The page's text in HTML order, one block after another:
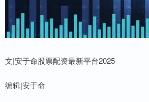
文|安于命股票配资最新平台2025
编辑|安于命